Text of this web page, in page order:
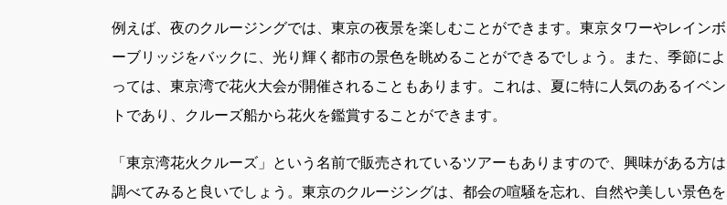
例えば、夜のクルージングでは、東京の夜景を楽しむことができます。東京タワーやレインボ
ーブリッジをバックに、光り輝く都市の景色を眺めることができるでしょう。また、季節によ
っては、東京湾で花火大会が開催されることもあります。これは、夏に特に人気のあるイベン
トであり、クルーズ船から花火を鑑賞することができます。
「東京湾花火クルーズ」という名前で販売されているツアーもありますので、興味がある方は
調べてみると良いでしょう。東京のクルージングは、都会の喧騒を忘れ、自然や美しい景色を